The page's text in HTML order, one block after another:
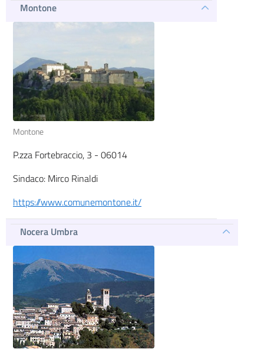
Montone
Montone
P.zza Fortebraccio, 3 - 06014
Sindaco: Mirco Rinaldi
https://www.comunemontone.it/
Nocera Umbra